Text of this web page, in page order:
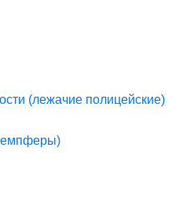
(лежачие полицейские)